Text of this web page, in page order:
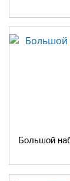
Большой